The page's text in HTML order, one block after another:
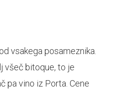
vsakega posameznika.
všeč bitoque, to je
pa vino iz Porta. Cene